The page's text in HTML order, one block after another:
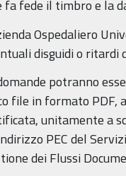
fa fede il timbro e la
Ospedaliero
disguidi o ritardi
potranno
file in formato PDF,
unitamente a
PEC del
dei Flussi